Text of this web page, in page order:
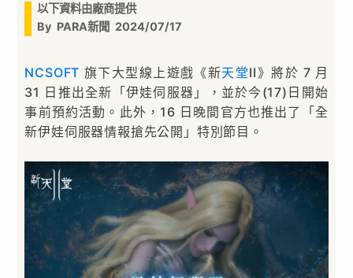
以下資料由廠商提供
By PARA新聞 2024/07/17
NCSOFT 旗下大型線上遊戲《新天堂II》將於 7 月
31 日推出全新「伊娃伺服器」，並於今(17)日開始
事前預約活動。此外，16 日晚間官方也推出了「全
新伊娃伺服器情報搶先公開」特別節目。